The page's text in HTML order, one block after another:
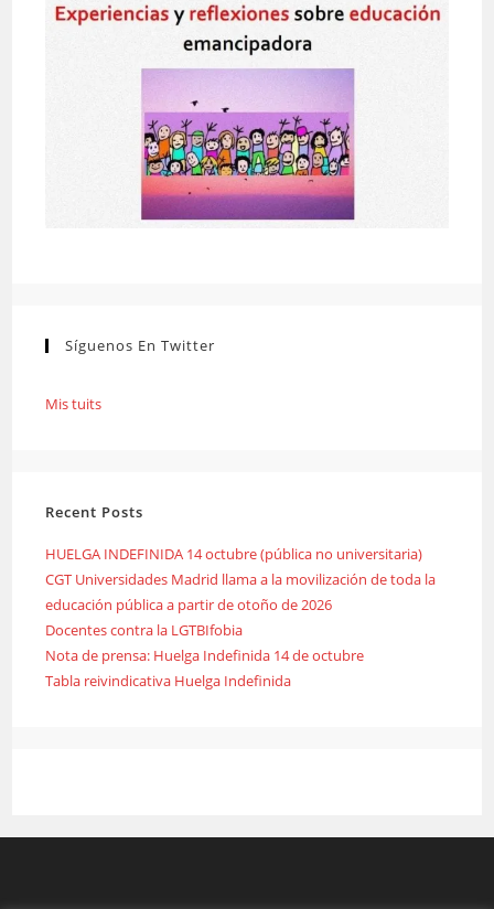
Síguenos En Twitter
Mis tuits
Recent Posts
HUELGA INDEFINIDA 14 octubre (pública no universitaria)
CGT Universidades Madrid llama a la movilización de toda la
educación pública a partir de otoño de 2026
Docentes contra la LGTBIfobia
Nota de prensa: Huelga Indefinida 14 de octubre
Tabla reivindicativa Huelga Indefinida